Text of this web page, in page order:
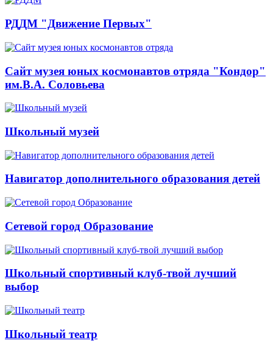
РДДМ "Движение Первых"
Сайт музея юных космонавтов отряда "Кондор"
им.В.А. Соловьева
Школьный музей
Навигатор дополнительного образования детей
Сетевой город Образование
Школьный спортивный клуб-твой лучший
выбор
Школьный театр